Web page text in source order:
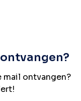
mail ontvangen?